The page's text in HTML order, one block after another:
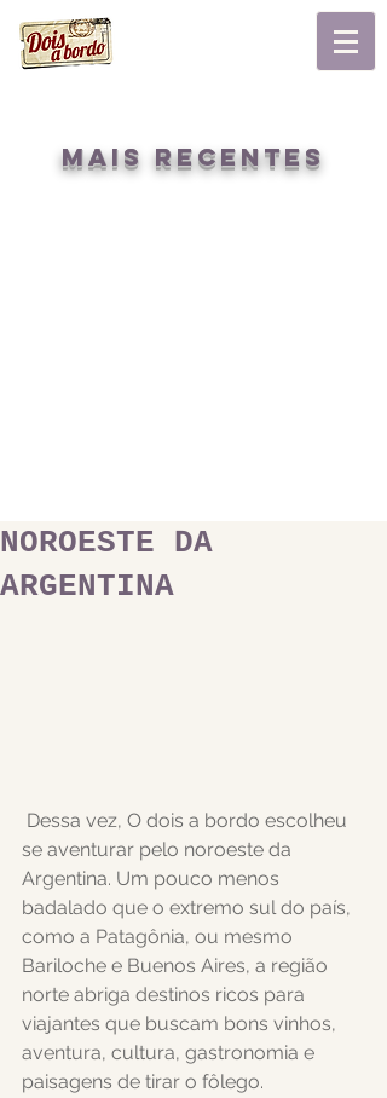
mais recentes
NOROESTE DA
ARGENTINA
Dessa vez, O dois a bordo escolheu
se aventurar pelo noroeste da
Argentina. Um pouco menos
badalado que o extremo sul do país,
como a Patagônia, ou mesmo
Bariloche e Buenos Aires, a região
norte abriga destinos ricos para
viajantes que buscam bons vinhos,
aventura, cultura, gastronomia e
paisagens de tirar o fôlego.